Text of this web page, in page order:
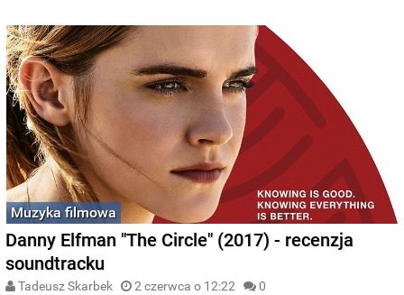
Muzyka filmowa
Danny Elfman "The Circle" (2017) - recenzja
soundtracku
Tadeusz Skarbek 2 czerwca o 12:22 0